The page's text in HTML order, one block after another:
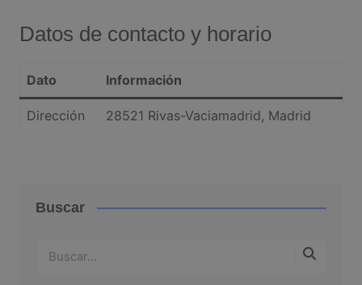
Datos de contacto y horario
Dato Información
Dirección 28521 Rivas-Vaciamadrid, Madrid
Buscar